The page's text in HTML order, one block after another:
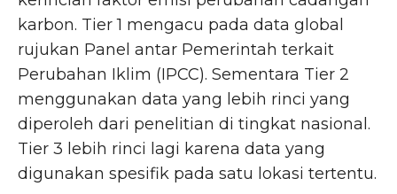
karbon. Tier 1 mengacu pada data global
rujukan Panel antar Pemerintah terkait
Perubahan Iklim (IPCC). Sementara Tier 2
menggunakan data yang lebih rinci yang
diperoleh dari penelitian di tingkat nasional.
Tier 3 lebih rinci lagi karena data yang
digunakan spesifik pada satu lokasi tertentu.